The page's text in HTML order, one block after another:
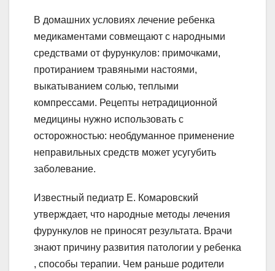
В домашних условиях лечение ребенка
медикаментами совмещают с народными
средствами от фурункулов: примочками,
протиранием травяными настоями,
выкатыванием солью, теплыми
компрессами. Рецепты нетрадиционной
медицины нужно использовать с
осторожностью: необдуманное применение
неправильных средств может усугубить
заболевание.
Известный педиатр Е. Комаровский
утверждает, что народные методы лечения
фурункулов не приносят результата. Врачи
знают причину развития патологии у ребенка
, способы терапии. Чем раньше родители